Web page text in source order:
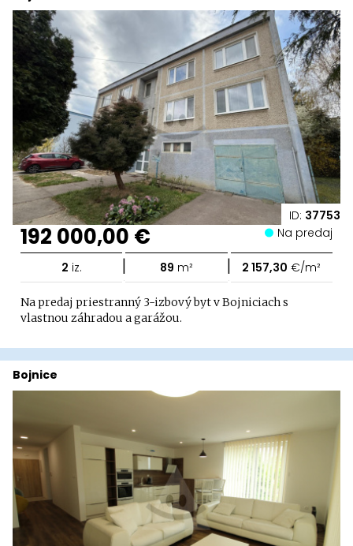
ID: 37753
192 000,00 € Na predaj
2 iz. | 89 m² | 2 157,30 €/m²
Na predaj priestranný 3-izbový byt v Bojniciach s
vlastnou záhradou a garážou.
Bojnice